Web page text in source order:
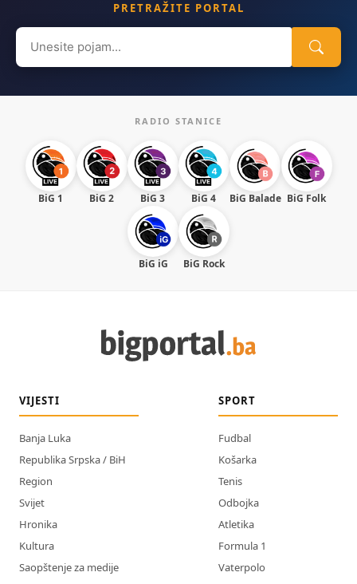
PRETRAŽITE PORTAL
Search
for:
RADIO STANICE
BiG 1 BiG 2 BiG 3 BiG 4 BiG Balade BiG Folk
BiG iG BiG Rock
VIJESTI
Banja Luka
Republika Srpska / BiH
Region
Svijet
Hronika
Kultura
Saopštenje za medije
SPORT
Fudbal
Košarka
Tenis
Odbojka
Atletika
Formula 1
Vaterpolo